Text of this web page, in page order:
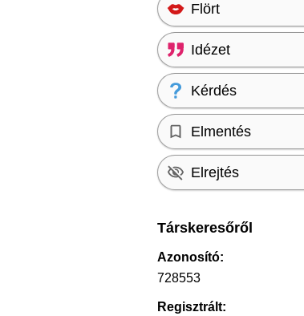
Flört
Idézet
Kérdés
Elmentés
Elrejtés
Társkeresőről
Azonosító:
728553
Regisztrált: